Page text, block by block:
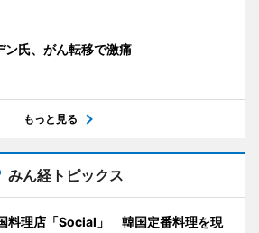
ン氏、がん転移で激痛
もっと見る
みん経トピックス
料理店「Social」 韓国定番料理を現